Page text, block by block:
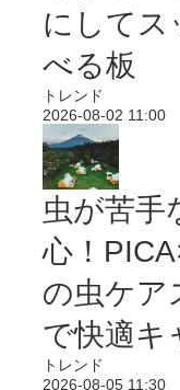
にしてス
べる板
トレンド
2026-08-02 11:00
虫が苦手
心！
の虫ケア
で快適キ
トレンド
2026-08-05 11:30